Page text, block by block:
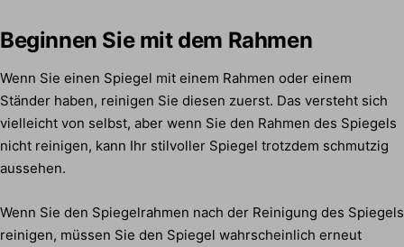
Beginnen Sie mit dem Rahmen
Wenn Sie einen Spiegel mit einem Rahmen oder einem
Ständer haben, reinigen Sie diesen zuerst. Das versteht sich
vielleicht von selbst, aber wenn Sie den Rahmen des Spiegels
nicht reinigen, kann Ihr stilvoller Spiegel trotzdem schmutzig
aussehen.
Wenn Sie den Spiegelrahmen nach der Reinigung des Spiegels
reinigen, müssen Sie den Spiegel wahrscheinlich erneut